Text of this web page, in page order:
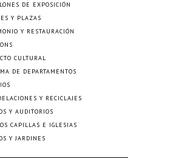
DE EXPOSICIÓN
Y PLAZAS
Y RESTAURACIÓN
CULTURAL
DE DEPARTAMENTOS
Y RECICLAJES
Y AUDITORIOS
CAPILLAS E IGLESIAS
Y JARDINES